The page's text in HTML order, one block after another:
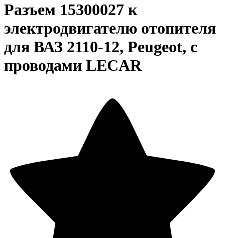
Разъем 15300027 к
электродвигателю отопителя
для ВАЗ 2110-12, Peugeot, с
проводами LECAR